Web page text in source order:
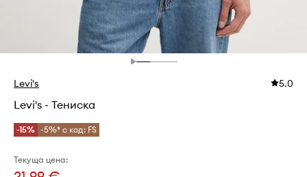
Levi's 5.0
Levi's - Тениска
-15% -5%* с код: FS
Текуща цена: